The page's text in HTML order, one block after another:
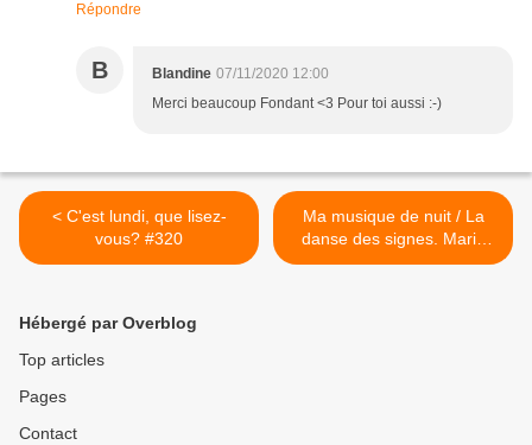
Répondre
B Blandine 07/11/2020 12:00
Merci beaucoup Fondant <3 Pour toi aussi :-)
< C'est lundi, que lisez-
vous? #320
Ma musique de nuit / La
danse des signes. Marie
COLOT et Pauline MOREL
Hébergé par Overblog
Top articles
Pages
Contact